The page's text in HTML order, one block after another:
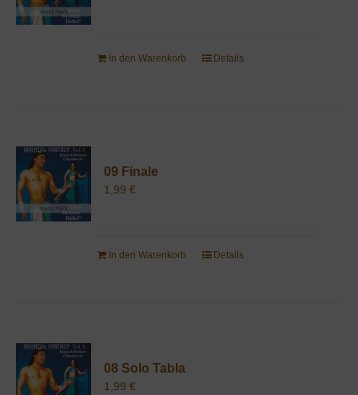
In den Warenkorb Details
09 Finale
1,99 €
In den Warenkorb Details
08 Solo Tabla
1,99 €